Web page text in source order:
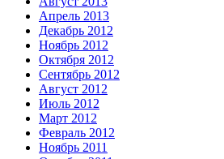
Апрель 2013
Декабрь 2012
Ноябрь 2012
Октября 2012
Сентябрь 2012
Август 2012
Июль 2012
Март 2012
Февраль 2012
Ноябрь 2011